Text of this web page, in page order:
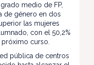
medio de FP,
de género en dos
las mujeres
con el 50,2%
curso.
pública de centros